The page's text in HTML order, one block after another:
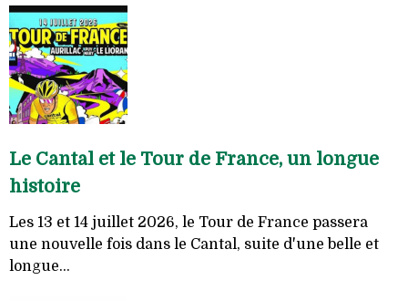
Le Cantal et le Tour de France, un longue
histoire
Les 13 et 14 juillet 2026, le Tour de France passera
une nouvelle fois dans le Cantal, suite d'une belle et
longue...